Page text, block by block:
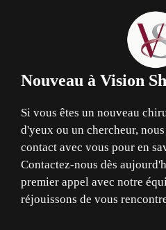
Nouveau à Vision
Si vous êtes un nouveau
d'yeux ou un chercheur,
contact avec vous pour en
Contactez-nous dès
premier appel avec notre
réjouissons de vous